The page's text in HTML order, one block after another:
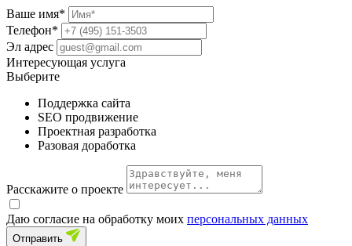
Ваше имя*
Телефон*
Эл адрес
Интересующая услуга
Выберите
Поддержка сайта
SEO продвижение
Проектная разработка
Разовая доработка
Расскажите о проекте
Даю согласие на обработку моих персональных данных
Отправить